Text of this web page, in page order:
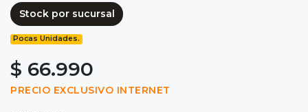
Stock por sucursal
Pocas Unidades.
$ 66.990
PRECIO EXCLUSIVO INTERNET